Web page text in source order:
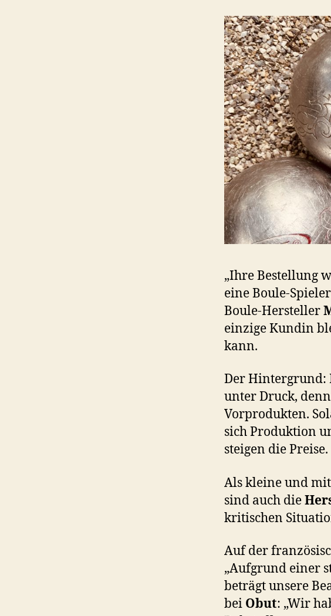
„Ihre Bestellung
eine Boule-
Boule-Hersteller
einzige Kundin
kann.
Der Hintergrund:
unter Druck,
Vorprodukten.
sich Produktion
steigen die Preise.
Als kleine und
sind auch die
kritischen
Auf der
„Aufgrund einer
beträgt unsere
bei Obut: „Wir